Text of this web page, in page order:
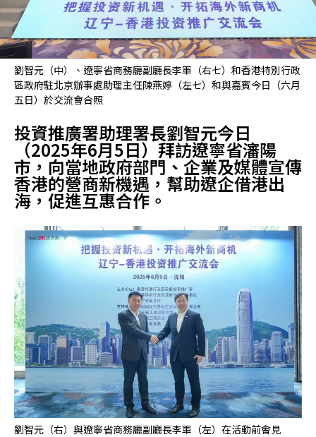
劉智元（中）、遼寧省商務廳副廳長李軍（右七）和香港特別行政
區政府駐北京辦事處助理主任陳燕婷（左七）和與嘉賓今日（六月
五日）於交流會合照
​投資推廣署助理署長劉智元今日
（2025年6月5日）拜訪遼寧省瀋陽
市，向當地政府部門、企業及媒體宣傳
香港的營商新機遇，幫助遼企借港出
海，促進互惠合作。
劉智元（右）與遼寧省商務廳副廳長李軍（左）在活動前會見